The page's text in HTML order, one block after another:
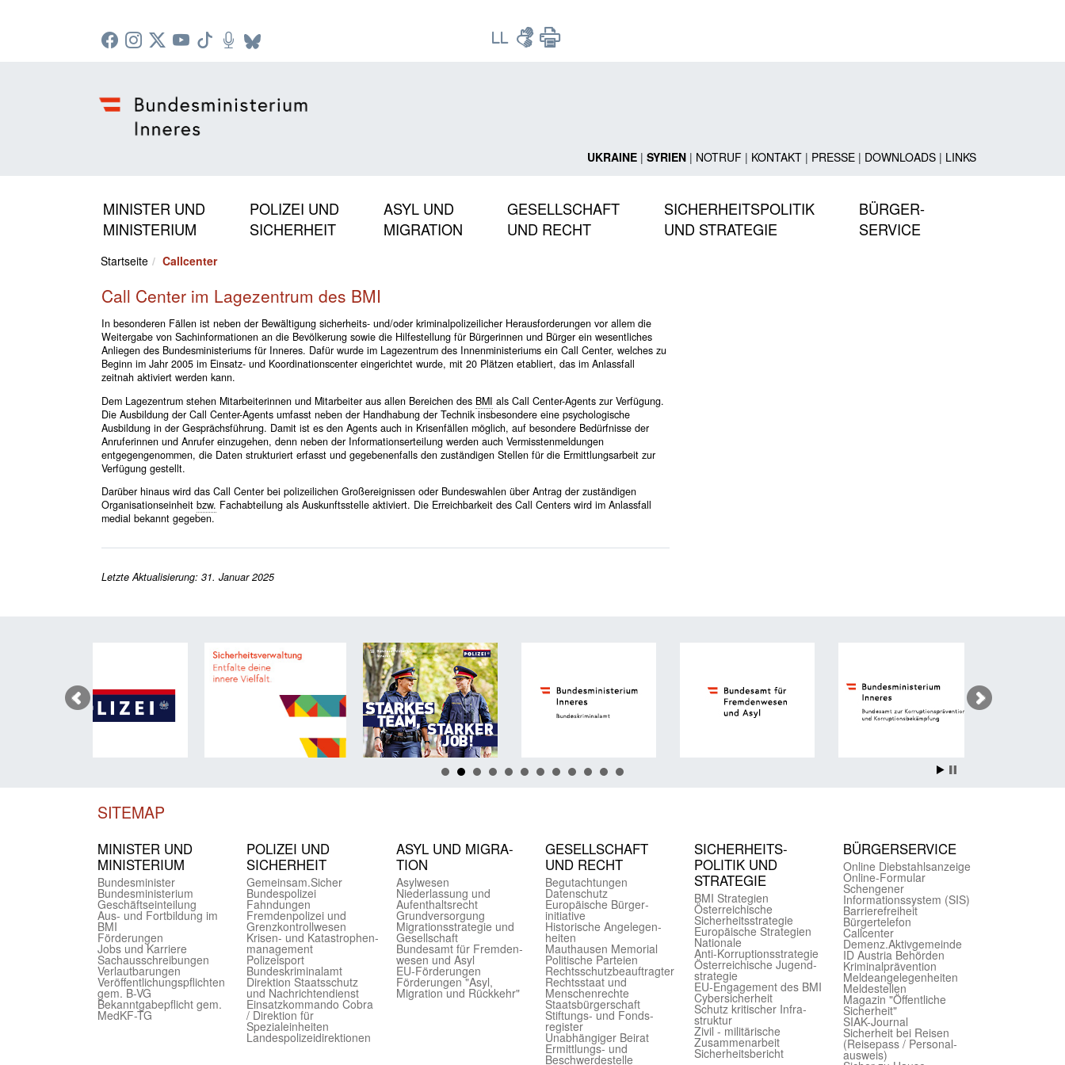
UKRAINE| SYRIEN| NOTRUF| KONTAKT| PRESSE| DOWNLOADS| LINKS
MINISTER UND
MINISTERIUM
POLIZEI UND
SICHERHEIT
ASYL UND
MIGRATION
GESELLSCHAFT
UND RECHT
SICHERHEITSPOLITIK
UND STRATEGIE
BÜRGER-
SERVICE
Startseite Callcenter
Call Center im Lagezentrum des BMI
In besonderen Fällen ist neben der Bewältigung sicherheits- und/oder kriminalpolizeilicher Herausforderungen vor allem die
Weitergabe von Sachinformationen an die Bevölkerung sowie die Hilfestellung für Bürgerinnen und Bürger ein wesentliches
Anliegen des Bundesministeriums für Inneres. Dafür wurde im Lagezentrum des Innenministeriums ein Call Center, welches zu
Beginn im Jahr 2005 im Einsatz- und Koordinationscenter eingerichtet wurde, mit 20 Plätzen etabliert, das im Anlassfall
zeitnah aktiviert werden kann.
Dem Lagezentrum stehen Mitarbeiterinnen und Mitarbeiter aus allen Bereichen des BMI als Call Center-Agents zur Verfügung.
Die Ausbildung der Call Center-Agents umfasst neben der Handhabung der Technik insbesondere eine psychologische
Ausbildung in der Gesprächsführung. Damit ist es den Agents auch in Krisenfällen möglich, auf besondere Bedürfnisse der
Anruferinnen und Anrufer einzugehen, denn neben der Informationserteilung werden auch Vermisstenmeldungen
entgegengenommen, die Daten strukturiert erfasst und gegebenenfalls den zuständigen Stellen für die Ermittlungsarbeit zur
Verfügung gestellt.
Darüber hinaus wird das Call Center bei polizeilichen Großereignissen oder Bundeswahlen über Antrag der zuständigen
Organisationseinheit bzw. Fachabteilung als Auskunftsstelle aktiviert. Die Erreichbarkeit des Call Centers wird im Anlassfall
medial bekannt gegeben.
Letzte Aktualisierung: 31. Januar 2025
SITEMAP
MINISTER UND
MINIST­ERIUM
Bundes­minister
Bundes­ministerium
Geschäfts­einteilung
Aus- und Fortbildung im
BMI
Förderungen
Jobs und Karriere
Sachaus­schreibungen
Verlautbarungen
Veröffentlichungspflichten
gem. B-VG
Bekanntgabepflicht gem.
MedKF-TG
POLIZEI UND
SICHER­HEIT
Gemein­sam.Sicher
Bundes­polizei
Fahndungen
Fremdenpolizei und
Grenzkontrollwesen
Krisen- und Katastrophen­
management
Polizeisport
Bundes­kriminal­amt
Direktion Staats­schutz
und Nach­richten­dienst
Einsatz­kommando Cobra
/ Direktion für
Spezialeinheiten
Landes­polizei­direk­tionen
ASYL UND MIGRA­
TION
Asyl­wesen
Nieder­lassung und
Aufent­halts­recht
Grund­versorgung
Migrations­strategie und
Gesell­schaft
Bundes­amt für Fremden­
wesen und Asyl
EU-Förde­rungen
Förderungen "Asyl,
Migration und Rückkehr"
GE­SELL­SCHAFT
UND RECHT
Begut­achtungen
Daten­schutz
Europäische Bürger­
initiative
Historische Angelegen­
heiten
Mauthausen Memorial
Politische Parteien
Rechts­schutz­beauftragter
Rechts­staat und
Menschen­rechte
Staats­bürger­schaft
Stiftungs- und Fonds­
register
Unab­hängiger Beirat
Ermittlungs- und
Beschwerde­stelle
SICHER­HEITS­
POLITIK UND
STRATEGIE
BMI Strategien
Öster­reichische
Sicherheits­strategie
Europäische Strategien
Nationale
Anti-Korruptions­strategie
Öster­reichische Jugend­
strategie
EU-Engagement des BMI
Cybersicherheit
Schutz kritischer Infra­
struktur
Zivil - militärische
Zusammen­arbeit
Sicherheits­bericht
BÜRGER­SERVICE
Online Diebstahls­anzeige
Online-Formular
Schengener
Informationssystem (SIS)
Barriere­freiheit
Bürger­telefon
Call­center
Demenz.Aktiv­gemeinde
ID Austria Behörden
Kriminal­prävention
Melde­an­ge­le­gen­heiten
Meld­estellen
Magazin "Öffentliche
Sicherheit"
SIAK-Journal
Sicherheit bei Reisen
(Reise­pass / Personal­
ausweis)